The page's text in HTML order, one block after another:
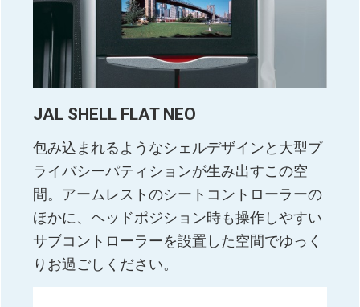
JAL SHELL FLAT NEO
包み込まれるようなシェルデザインと大型プ
ライバシーパティションが生み出すこの空
間。アームレストのシートコントローラーの
ほかに、ヘッドポジション時も操作しやすい
サブコントローラーを設置した空間でゆっく
りお過ごしください。